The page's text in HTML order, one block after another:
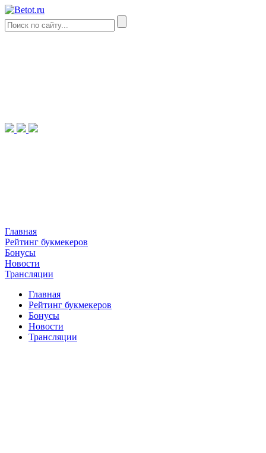
Главная
Рейтинг букмекеров
Бонусы
Новости
Трансляции
Главная
Рейтинг букмекеров
Бонусы
Новости
Трансляции